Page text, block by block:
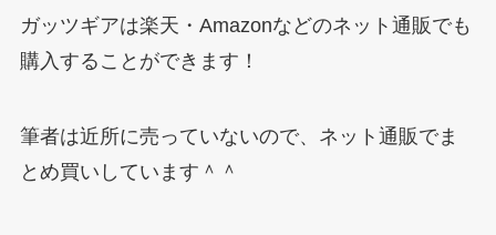
ガッツギアは楽天・Amazonなどのネット通販でも
購入することができます！
筆者は近所に売っていないので、ネット通販でま
とめ買いしています＾＾